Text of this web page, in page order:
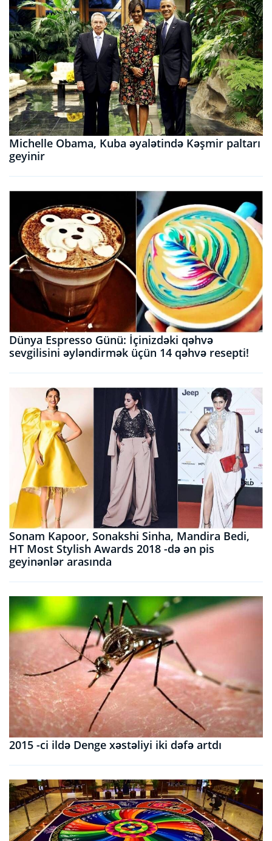
Michelle Obama, Kuba əyalətində Kəşmir paltarı
geyinir
Dünya Espresso Günü: İçinizdəki qəhvə
sevgilisini əyləndirmək üçün 14 qəhvə resepti!
Sonam Kapoor, Sonakshi Sinha, Mandira Bedi,
HT Most Stylish Awards 2018 -də ən pis
geyinənlər arasında
2015 -ci ildə Denge xəstəliyi iki dəfə artdı